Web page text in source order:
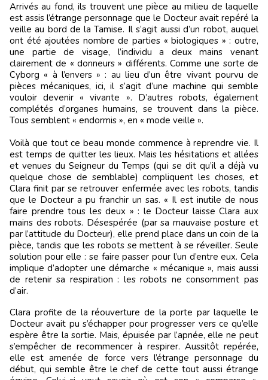
Arrivés au fond, ils trouvent une pièce au milieu de laquelle
est assis l’étrange personnage que le Docteur avait repéré la
veille au bord de la Tamise. Il s’agit aussi d’un robot, auquel
ont été ajoutées nombre de parties « biologiques » : outre,
une partie de visage, l’individu a deux mains venant
clairement de « donneurs » différents. Comme une sorte de
Cyborg « à l’envers » : au lieu d’un être vivant pourvu de
pièces mécaniques, ici, il s’agit d’une machine qui semble
vouloir devenir « vivante ». D’autres robots, également
complétés d’organes humains, se trouvent dans la pièce.
Tous semblent « endormis », en « mode veille ».
Voilà que tout ce beau monde commence à reprendre vie. Il
est temps de quitter les lieux. Mais les hésitations et allées
et venues du Seigneur du Temps (qui se dit qu’il a déjà vu
quelque chose de semblable) compliquent les choses, et
Clara finit par se retrouver enfermée avec les robots, tandis
que le Docteur a pu franchir un sas. « Il est inutile de nous
faire prendre tous les deux » : le Docteur laisse Clara aux
mains des robots. Désespérée (par sa mauvaise posture et
par l’attitude du Docteur), elle prend place dans un coin de la
pièce, tandis que les robots se mettent à se réveiller. Seule
solution pour elle : se faire passer pour l’un d’entre eux. Cela
implique d’adopter une démarche « mécanique », mais aussi
de retenir sa respiration : les robots ne consomment pas
d’air.
Clara profite de la réouverture de la porte par laquelle le
Docteur avait pu s’échapper pour progresser vers ce qu’elle
espère être la sortie. Mais, épuisée par l’apnée, elle ne peut
s’empêcher de recommencer à respirer. Aussitôt repérée,
elle est amenée de force vers l’étrange personnage du
début, qui semble être le chef de cette tout aussi étrange